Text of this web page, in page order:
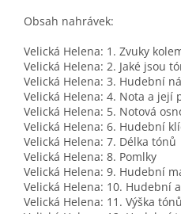
Obsah nahrávek:
Velická Helena: 1. Zvuky
Velická Helena: 2. Jaké jsou
Velická Helena: 3. Hudební
Velická Helena: 4. Nota a její
Velická Helena: 5. Notová
Velická Helena: 6. Hudební
Velická Helena: 7. Délka tónů
Velická Helena: 8. Pomlky
Velická Helena: 9. Hudební
Velická Helena: 10. Hudební
Velická Helena: 11. Výška tónů